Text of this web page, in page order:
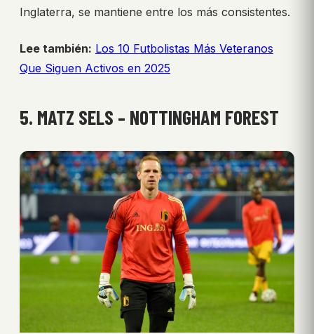
Inglaterra, se mantiene entre los más consistentes.
Lee también: Los 10 Futbolistas Más Veteranos
Que Siguen Activos en 2025
5. MATZ SELS – NOTTINGHAM FOREST